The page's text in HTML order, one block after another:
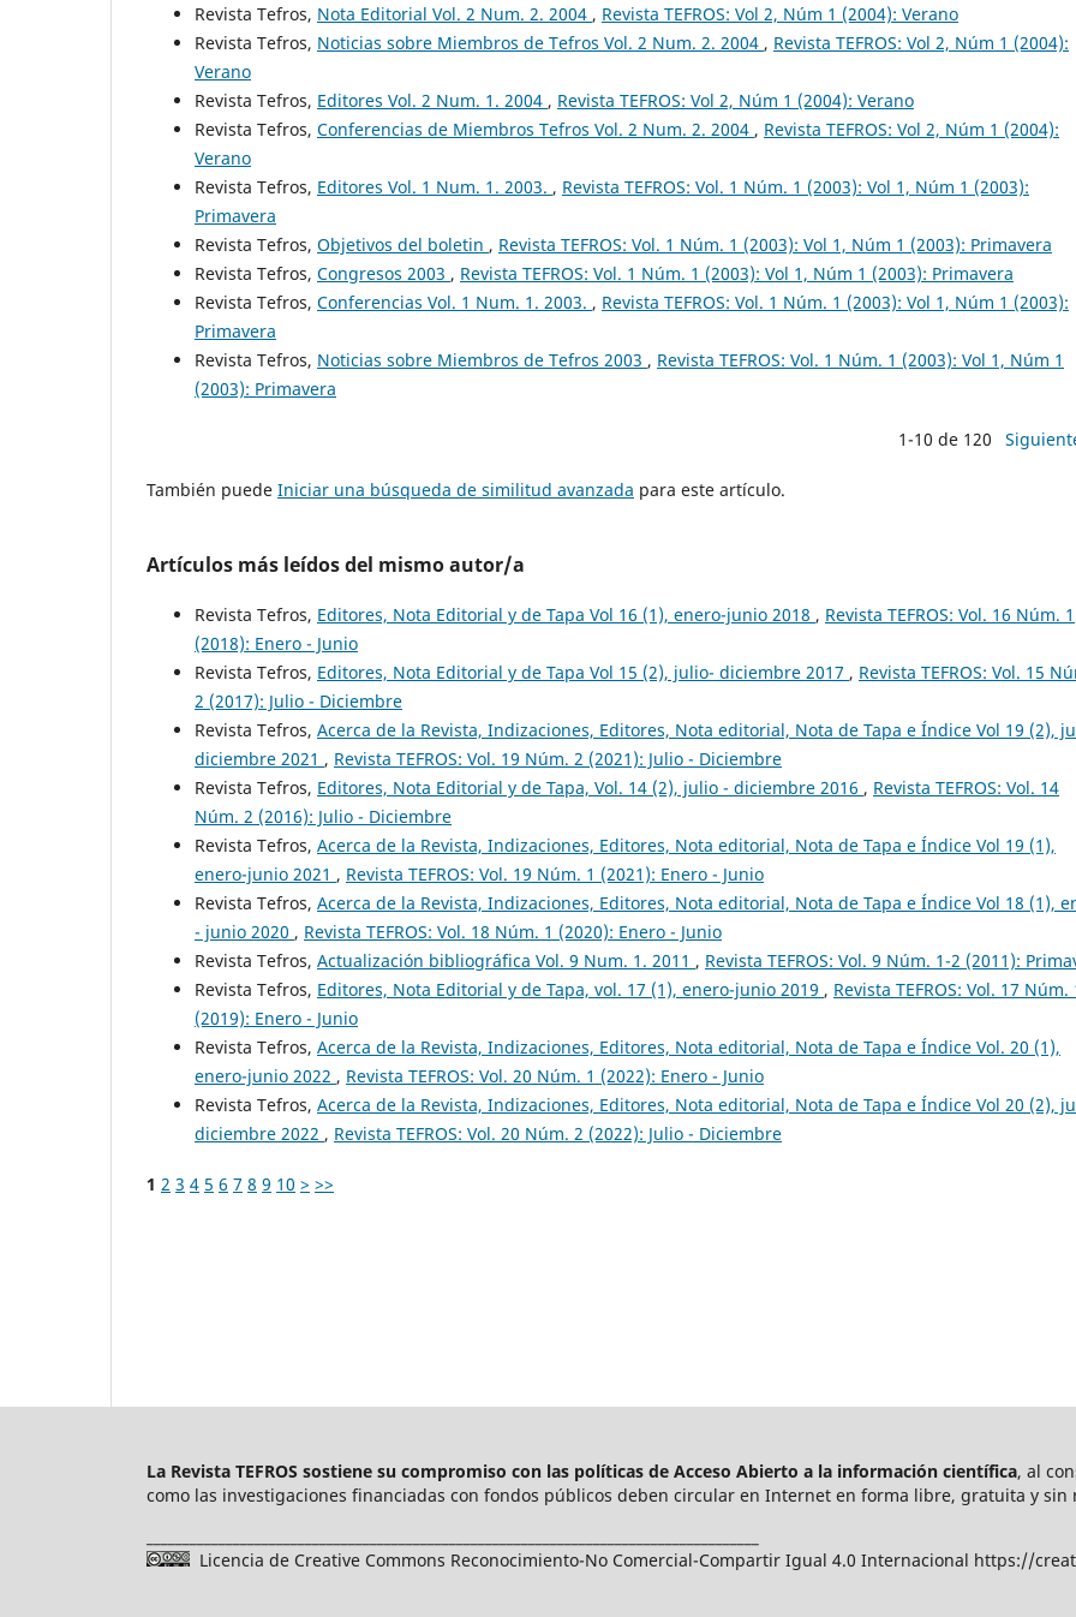
Revista Tefros, Nota Editorial Vol. 2 Num. 2. 2004 , Revista TEFROS: Vol 2, Núm 1 (2004): Verano
Revista Tefros, Noticias sobre Miembros de Tefros Vol. 2 Num. 2. 2004 , Revista TEFROS: Vol 2, Núm 1 (2004):
Verano
Revista Tefros, Editores Vol. 2 Num. 1. 2004 , Revista TEFROS: Vol 2, Núm 1 (2004): Verano
Revista Tefros, Conferencias de Miembros Tefros Vol. 2 Num. 2. 2004 , Revista TEFROS: Vol 2, Núm 1 (2004):
Verano
Revista Tefros, Editores Vol. 1 Num. 1. 2003. , Revista TEFROS: Vol. 1 Núm. 1 (2003): Vol 1, Núm 1 (2003):
Primavera
Revista Tefros, Objetivos del boletin , Revista TEFROS: Vol. 1 Núm. 1 (2003): Vol 1, Núm 1 (2003): Primavera
Revista Tefros, Congresos 2003 , Revista TEFROS: Vol. 1 Núm. 1 (2003): Vol 1, Núm 1 (2003): Primavera
Revista Tefros, Conferencias Vol. 1 Num. 1. 2003. , Revista TEFROS: Vol. 1 Núm. 1 (2003): Vol 1, Núm 1 (2003):
Primavera
Revista Tefros, Noticias sobre Miembros de Tefros 2003 , Revista TEFROS: Vol. 1 Núm. 1 (2003): Vol 1, Núm 1
(2003): Primavera
1-10 de 120
También puede Iniciar una búsqueda de similitud avanzada para este artículo.
Artículos más leídos del mismo autor/a
Revista Tefros, Editores, Nota Editorial y de Tapa Vol 16 (1), enero-junio 2018 , Revista TEFROS: Vol. 16 Núm. 1
(2018): Enero - Junio
Revista Tefros, Editores, Nota Editorial y de Tapa Vol 15 (2), julio- diciembre 2017 , Revista TEFROS: Vol. 15
2 (2017): Julio - Diciembre
Revista Tefros, Acerca de la Revista, Indizaciones, Editores, Nota editorial, Nota de Tapa e Índice Vol 19 (2),
diciembre 2021 , Revista TEFROS: Vol. 19 Núm. 2 (2021): Julio - Diciembre
Revista Tefros, Editores, Nota Editorial y de Tapa, Vol. 14 (2), julio - diciembre 2016 , Revista TEFROS: Vol. 14
Núm. 2 (2016): Julio - Diciembre
Revista Tefros, Acerca de la Revista, Indizaciones, Editores, Nota editorial, Nota de Tapa e Índice Vol 19 (1),
enero-junio 2021 , Revista TEFROS: Vol. 19 Núm. 1 (2021): Enero - Junio
Revista Tefros, Acerca de la Revista, Indizaciones, Editores, Nota editorial, Nota de Tapa e Índice Vol 18 (1),
- junio 2020 , Revista TEFROS: Vol. 18 Núm. 1 (2020): Enero - Junio
Revista Tefros, Actualización bibliográfica Vol. 9 Num. 1. 2011 , Revista TEFROS: Vol. 9 Núm. 1-2 (2011):
Revista Tefros, Editores, Nota Editorial y de Tapa, vol. 17 (1), enero-junio 2019 , Revista TEFROS: Vol. 17 Núm.
(2019): Enero - Junio
Revista Tefros, Acerca de la Revista, Indizaciones, Editores, Nota editorial, Nota de Tapa e Índice Vol. 20 (1),
enero-junio 2022 , Revista TEFROS: Vol. 20 Núm. 1 (2022): Enero - Junio
Revista Tefros, Acerca de la Revista, Indizaciones, Editores, Nota editorial, Nota de Tapa e Índice Vol 20 (2),
diciembre 2022 , Revista TEFROS: Vol. 20 Núm. 2 (2022): Julio - Diciembre
1 2 3 4 5 6 7 8 9 10 > >>
La Revista TEFROS sostiene su compromiso con las políticas de Acceso Abierto a la información científica, al
como las investigaciones financiadas con fondos públicos deben circular en Internet en forma libre, gratuita y sin
Licencia de Creative Commons Reconocimiento-No Comercial-Compartir Igual 4.0 Internacional https://